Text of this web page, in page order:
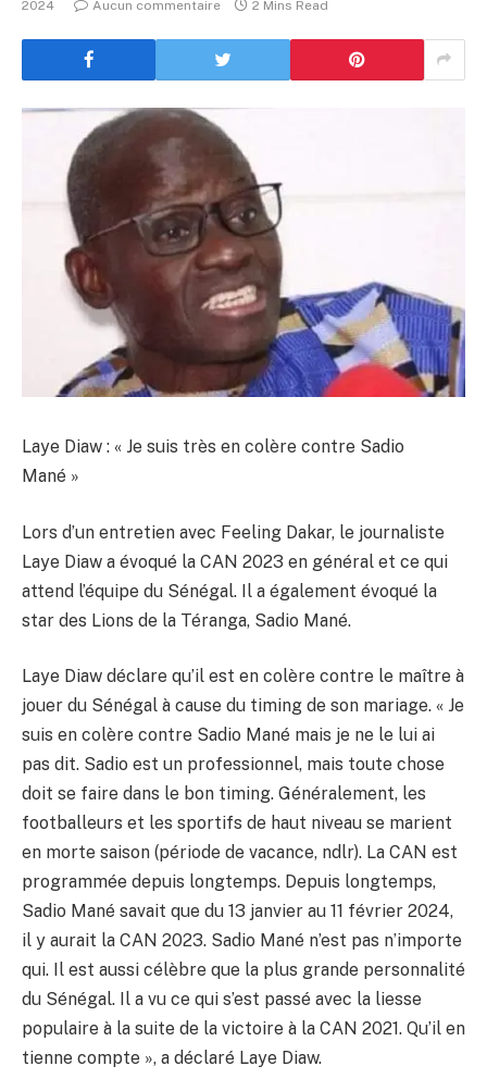
2024
Aucun commentaire 2 Mins Read
Laye Diaw : « Je suis très en colère contre Sadio
Mané »
Lors d’un entretien avec Feeling Dakar, le journaliste
Laye Diaw a évoqué la CAN 2023 en général et ce qui
attend l’équipe du Sénégal. Il a également évoqué la
star des Lions de la Téranga, Sadio Mané.
Laye Diaw déclare qu’il est en colère contre le maître à
jouer du Sénégal à cause du timing de son mariage. « Je
suis en colère contre Sadio Mané mais je ne le lui ai
pas dit. Sadio est un professionnel, mais toute chose
doit se faire dans le bon timing. Généralement, les
footballeurs et les sportifs de haut niveau se marient
en morte saison (période de vacance, ndlr). La CAN est
programmée depuis longtemps. Depuis longtemps,
Sadio Mané savait que du 13 janvier au 11 février 2024,
il y aurait la CAN 2023. Sadio Mané n’est pas n’importe
qui. Il est aussi célèbre que la plus grande personnalité
du Sénégal. Il a vu ce qui s’est passé avec la liesse
populaire à la suite de la victoire à la CAN 2021. Qu’il en
tienne compte », a déclaré Laye Diaw.